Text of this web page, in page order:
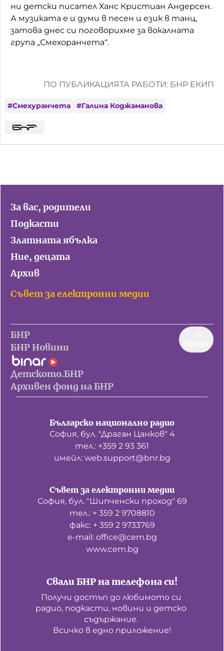
ни детски писател Ханс Кристиан Андерсен.
А музиката е и думи в песен и език в танц,
затова днес си поговорихме за вокалната
група „Смехоранчета“.
ПО ПУБЛИКАЦИЯТА РАБОТИ: БНР ЕКИП
#Смехуранчета #Галина Коджаманова
За вас, родители
Подкасти
Златната ябълка
Ние, децата
Архив
Съвет за електронни медии
БНР
БНР Новини
Детското.БНР
Архивен фонд на БНР
Българско национално радио
София, бул. "Драган Цанков" 4
тел.: +359 2 93 361
имейл: web.support@bnr.bg
Свали БНР на телефона си!
Получи достъп до любимото си
радио, подкасти, новини и детско
съдържание.
Всичко в едно приложение!
Съвет за електронни медии
София, бул. "Шипченски проход" 69
тел.: + 359 2 9708810
факс: + 359 2 9733769
е-mail: office@cem.bg
www.cem.bg